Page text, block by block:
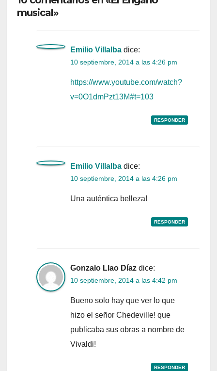
musical»
Emilio Villalba dice:
10 septiembre, 2014 a las 4:26 pm
https://www.youtube.com/watch?
v=0O1dmPzt13M#t=103
RESPONDER
Emilio Villalba dice:
10 septiembre, 2014 a las 4:26 pm
Una auténtica belleza!
RESPONDER
Gonzalo Llao Díaz dice:
10 septiembre, 2014 a las 4:42 pm
Bueno solo hay que ver lo que
hizo el señor Chedeville! que
publicaba sus obras a nombre de
Vivaldi!
RESPONDER